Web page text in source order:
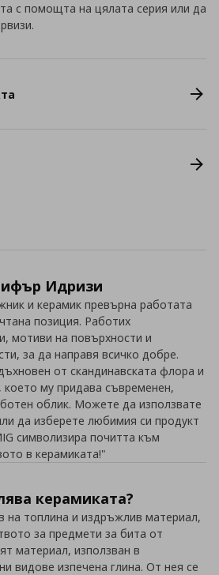
с помощта на цялата серия или да
Идризи
и керамик превърна работата
позиция. Работих
мотиви на повърхности и
за да направя всичко добре.
от скандинавската флора и
което му придава съвременен,
облик. Можете да използвате
да изберете любимия си продукт
символизира почитта към
в керамиката!"
керамиката?
на топлина и издръжлив материал,
за предмети за бита от
материал, използван в
видове изпечена глина. От нея се